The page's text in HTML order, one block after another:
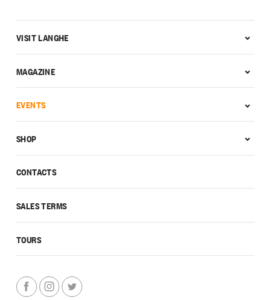
CONTACTS
SALES TERMS
TOURS
VISIT LANGHE
MAGAZINE
EVENTS
SHOP